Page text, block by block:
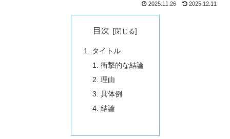
2025.11.26 2025.12.11
目次
タイトル
衝撃的な結論
理由
具体例
結論